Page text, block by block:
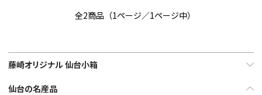
全2商品（1ページ／1ページ中）
藤崎オリジナル 仙台小箱
仙台の名産品